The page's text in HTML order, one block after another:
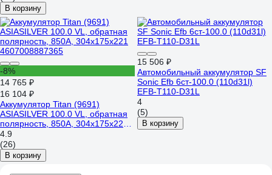
В корзину
-8%
14 765 ₽
16 104 ₽
Аккумулятор Titan (9691)
ASIASILVER 100.0 VL, обратная
полярность, 850А, 304x175x221
4607008887365
4.9
(26)
В корзину
15 506 ₽
Автомобильный аккумулятор SF
Sonic Efb 6ст-100.0 (110d31l)
EFB-T110-D31L
4
(5)
В корзину